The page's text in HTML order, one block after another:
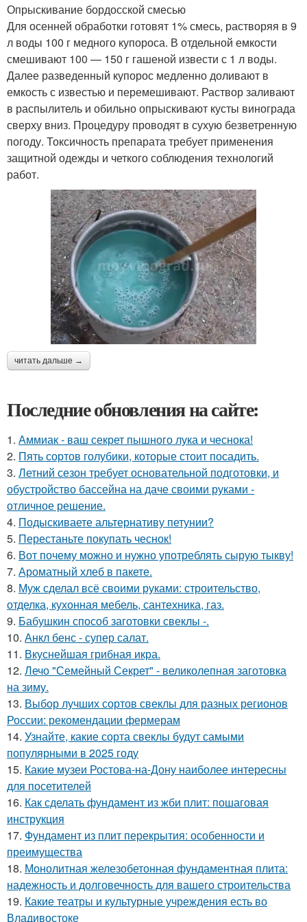
Опрыскивание бордосской смесью
Для осенней обработки готовят 1% смесь, растворяя в 9
л воды 100 г медного купороса. В отдельной емкости
смешивают 100 — 150 г гашеной извести с 1 л воды.
Далее разведенный купорос медленно доливают в
емкость с известью и перемешивают. Раствор заливают
в распылитель и обильно опрыскивают кусты винограда
сверху вниз. Процедуру проводят в сухую безветренную
погоду. Токсичность препарата требует применения
защитной одежды и четкого соблюдения технологий
работ.
читать дальше →
Последние обновления на сайте:
1. Аммиак - ваш секрет пышного лука и чеснока!
2. Пять сортов голубики, которые стоит посадить.
3. Летний сезон требует основательной подготовки, и
обустройство бассейна на даче своими руками -
отличное решение.
4. Подыскиваете альтернативу петунии?
5. Перестаньте покупать чеснок!
6. Вот почему можно и нужно употреблять сырую тыкву!
7. Ароматный хлеб в пакете.
8. Муж сделал всё своими руками: строительство,
отделка, кухонная мебель, сантехника, газ.
9. Бабушкин способ заготовки свеклы -.
10. Анкл бенс - супер салат.
11. Вкуснейшая грибная икра.
12. Лечо "Семейный Секрет" - великолепная заготовка
на зиму.
13. Выбор лучших сортов свеклы для разных регионов
России: рекомендации фермерам
14. Узнайте, какие сорта свеклы будут самыми
популярными в 2025 году
15. Какие музеи Ростова-на-Дону наиболее интересны
для посетителей
16. Как сделать фундамент из жби плит: пошаговая
инструкция
17. Фундамент из плит перекрытия: особенности и
преимущества
18. Монолитная железобетонная фундаментная плита:
надежность и долговечность для вашего строительства
19. Какие театры и культурные учреждения есть во
Владивостоке